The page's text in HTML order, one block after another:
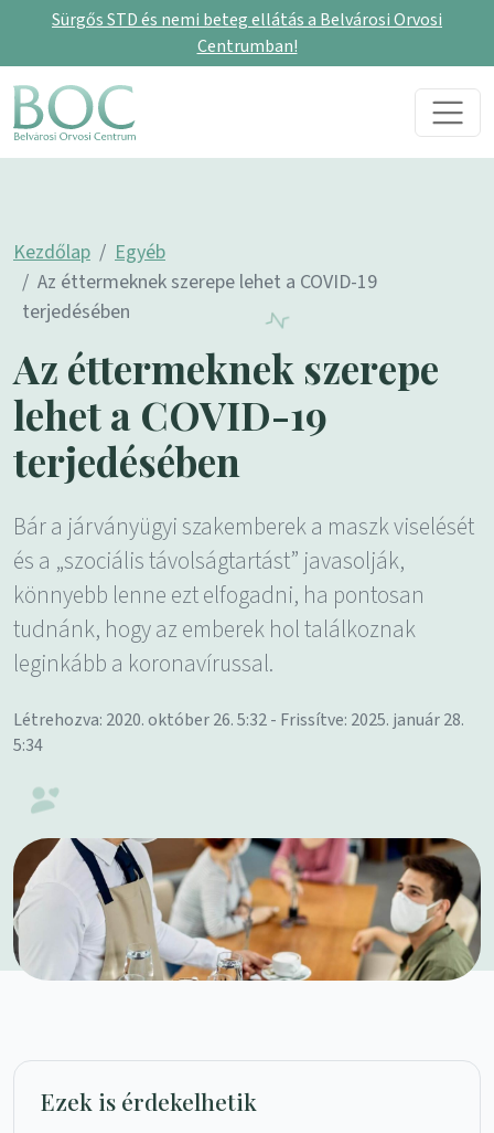
Sürgős STD és nemi beteg ellátás a Belvárosi Orvosi
Centrumban!
Skip to content
Main Navigation
Kezdőlap
Egyéb
Az éttermeknek szerepe lehet a COVID-19
terjedésében
Az éttermeknek szerepe
lehet a COVID-19
terjedésében
Bár a járványügyi szakemberek a maszk viselését
és a „szociális távolságtartást” javasolják,
könnyebb lenne ezt elfogadni, ha pontosan
tudnánk, hogy az emberek hol találkoznak
leginkább a koronavírussal.
Létrehozva: 2020. október 26. 5:32 - Frissítve: 2025. január 28.
5:34
Ezek is érdekelhetik